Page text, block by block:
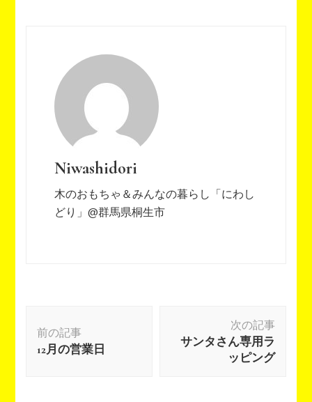
Niwashidori
木のおもちゃ＆みんなの暮らし「にわし
どり」@群馬県桐生市
稿
ナ
前の記事
12月の営業日
次の記事
サンタさん専用ラ
ッピング